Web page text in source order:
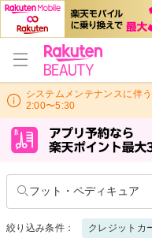
システムメンテナンスに伴
2:00〜5:30
フット・ペディキュア
絞り込み条件： クレジットカ